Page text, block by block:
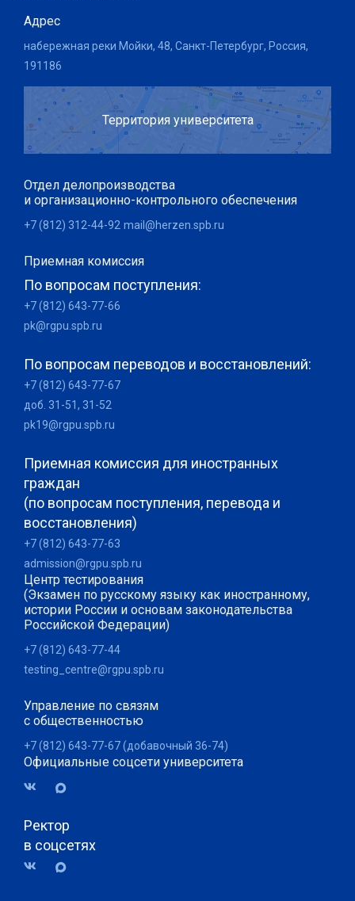
Адрес
набережная реки Мойки, 48, Санкт-Петербург, Россия,
191186
Территория университета
Отдел делопроизводства
и организационно-контрольного обеспечения
+7 (812) 312-44-92 mail@herzen.spb.ru
Приемная комиссия
По вопросам поступления:
+7 (812) 643-77-66
pk@rgpu.spb.ru
По вопросам переводов и восстановлений:
+7 (812) 643-77-67
доб. 31-51, 31-52
pk19@rgpu.spb.ru
Приемная комиссия для иностранных
граждан
(по вопросам поступления, перевода и
восстановления)
+7 (812) 643-77-63
admission@rgpu.spb.ru
Центр тестирования
(Экзамен по русскому языку как иностранному,
истории России и основам законодательства
Российской Федерации)
+7 (812) 643-77-44
testing_centre@rgpu.spb.ru
Управление по связям
с общественностью
+7 (812) 643-77-67 (добавочный 36-74)
Официальные соцсети университета
Ректор
в соцсетях